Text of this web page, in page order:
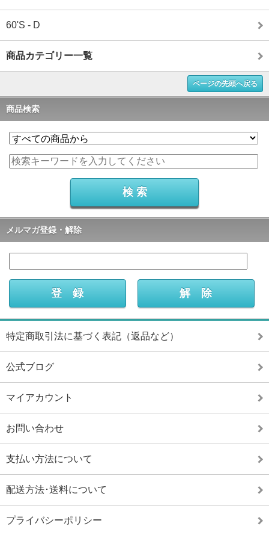
60'S - D
商品カテゴリー一覧
ページの先頭へ戻る
商品検索
メルマガ登録・解除
特定商取引法に基づく表記（返品など）
公式ブログ
マイアカウント
お問い合わせ
支払い方法について
配送方法･送料について
プライバシーポリシー